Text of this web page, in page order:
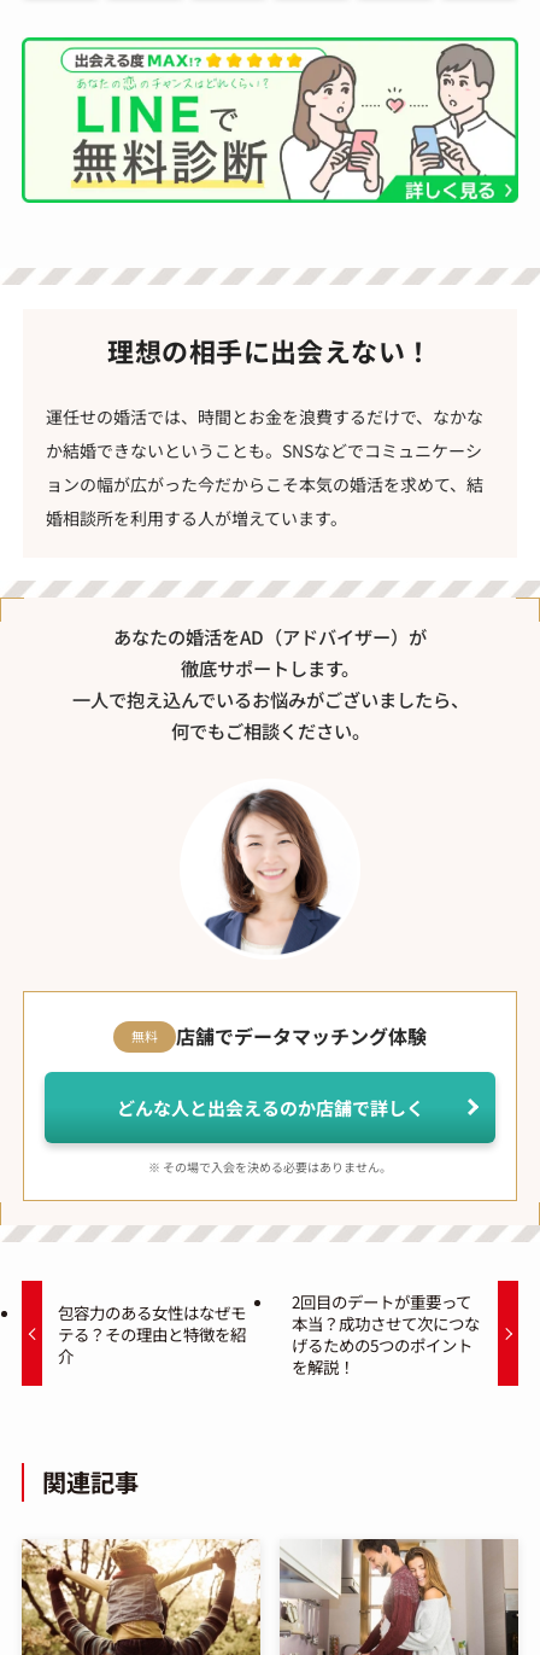
理想の相手に出会えない！
運任せの婚活では、時間とお金を浪費するだけで、なかな
か結婚できないということも。SNSなどでコミュニケーシ
ョンの幅が広がった今だからこそ本気の婚活を求めて、結
婚相談所を利用する人が増えています。
あなたの婚活をAD（アドバイザー）が
徹底サポートします。
一人で抱え込んでいるお悩みがございましたら、
何でもご相談ください。
無料 店舗でデータマッチング体験
どんな人と出会えるのか店舗で詳しく
※ その場で入会を決める必要はありません。
包容力のある女性はなぜモ
テる？その理由と特徴を紹
介
2回目のデートが重要って
本当？成功させて次につな
げるための5つのポイント
を解説！
関連記事